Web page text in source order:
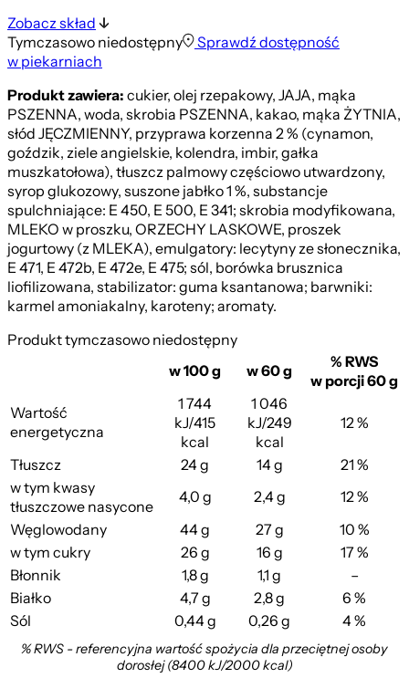
Zobacz skład
Tymczasowo niedostępny
Sprawdź dostępność
w piekarniach
Produkt zawiera:cukier, olej rzepakowy, JAJA, mąka
PSZENNA, woda, skrobia PSZENNA, kakao, mąka ŻYTNIA,
słód JĘCZMIENNY, przyprawa korzenna 2 % (cynamon,
goździk, ziele angielskie, kolendra, imbir, gałka
muszkatołowa), tłuszcz palmowy częściowo utwardzony,
syrop glukozowy, suszone jabłko 1 %, substancje
spulchniające: E 450, E 500, E 341; skrobia modyfikowana,
MLEKO w proszku, ORZECHY LASKOWE, proszek
jogurtowy (z MLEKA), emulgatory: lecytyny ze słonecznika,
E 471, E 472b, E 472e, E 475; sól, borówka brusznica
liofilizowana, stabilizator: guma ksantanowa; barwniki:
karmel amoniakalny, karoteny; aromaty.
Produkt tymczasowo niedostępny
w 100 g
w 60 g
% RWS
w porcji 60 g
Wartość
energetyczna
1 744
kJ/415
kcal
1 046
kJ/249
kcal
12 %
Tłuszcz 24 g 14 g
21 %
w tym kwasy
tłuszczowe nasycone
4,0 g 2,4 g
12 %
Węglowodany
44 g 27 g
10 %
w tym cukry
26 g 16 g
17 %
Błonnik
1,8 g 1,1 g
–
Białko
4,7 g 2,8 g
6 %
Sól
0,44 g 0,26 g 4 %
% RWS - referencyjna wartość spożycia dla przeciętnej osoby
dorosłej (8400 kJ/2000 kcal)